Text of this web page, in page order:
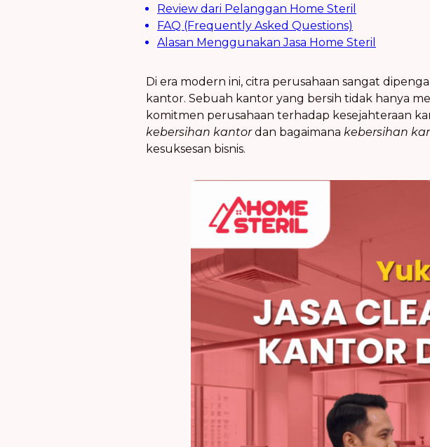
Review dari Pelanggan Home Steril
FAQ (Frequently Asked Questions)
Alasan Menggunakan Jasa Home Steril
Di era modern ini, citra perusahaan sangat
kantor. Sebuah kantor yang bersih tidak hanya
komitmen perusahaan terhadap kesejahteraan
kebersihan kantordan bagaimana kebersihan
kesuksesan bisnis.